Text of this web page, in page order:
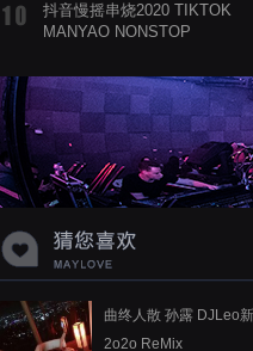
抖音慢摇串烧2020 TIKTOK
MANYAO NONSTOP
蝉爸爸妈妈爱存在夏天的风是
声音啊
曲终人散 孙露 DJLeo
2o2o ReMix